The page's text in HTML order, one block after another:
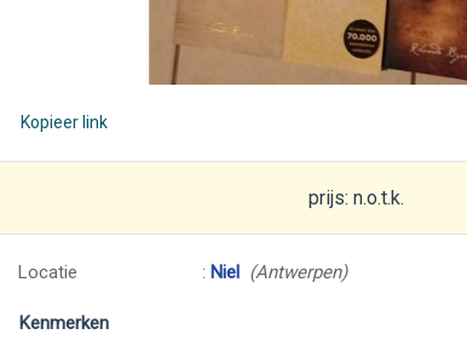
Kopieer link
prijs: n.o.t.k.
Locatie : Niel (Antwerpen)
Kenmerken